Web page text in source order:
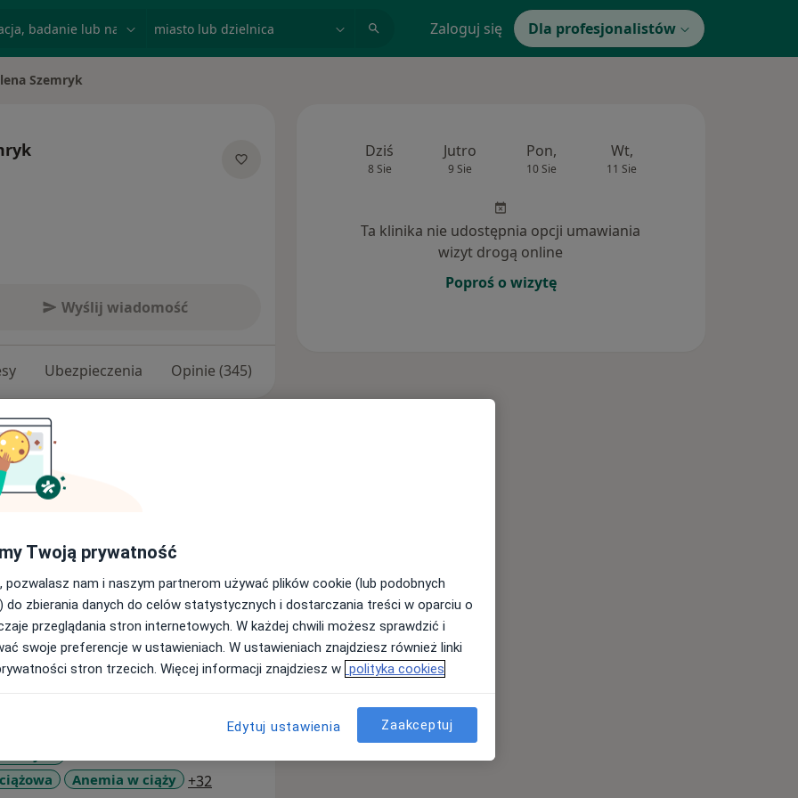
Zaloguj się Dla profesjonalistów
Szemryk
Wyślij wiadomość
Ubezpieczenia Opinie (345)
doświadczeniem. Absolwentka
Gdańsku. Ukończyła różnego
dla początkujących Mazurskiej
Mazurskiej Szkoły
2019.
fizjologicznej i patologicznej, USG
i diagnostyki ginekologicznej, a
Anemia w ciąży +32
Dziś
8 Sie
Jutro
9 Sie
Pon,
10 Sie
Wt,
11 Sie
Ta klinika nie udostępnia opcji umawiania
wizyt drogą online
Poproś o wizytę
Twoją prywatność
pozwalasz nam i naszym partnerom używać plików cookie (lub podobnych
do zbierania danych do celów statystycznych i dostarczania treści w oparciu o
przeglądania stron internetowych. W każdej chwili możesz sprawdzić i
swoje preferencje w ustawieniach. W ustawieniach znajdziesz również linki
stron trzecich. Więcej informacji znajdziesz w polityka cookies
Edytuj ustawienia Zaakceptuj